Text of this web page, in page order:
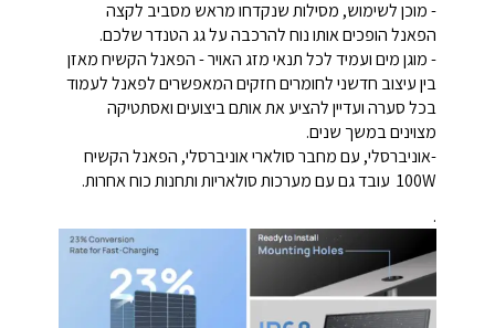
- מוכן לשימוש, מסילות שנקדחו מראש מסביב לקצה
הפאנל הופכים אותו נוח להרכבה על גג הטנדר שלכם.
- מוגן מים ועמיד לכל תנאי מזג האויר - הפאנל הקשיח מאזן
בין עיצוב חדשני לחומרים חזקים המאפשרים לפאנל לעמוד
בכל סערה ועדיין להציע את אותם ביצועים ואסתטיקה
מצוינים במשך שנים.
-אוניברסלי, עם מחבר סולארי אוניברסלי, הפאנל הקשיח
100W עובד גם עם מערכות סולאריות ותחנות כוח אחרות.
.